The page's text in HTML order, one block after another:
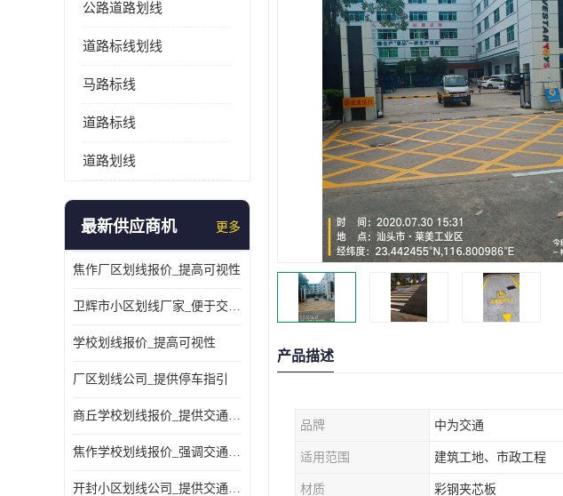
公路道路划线
道路标线划线
马路标线
道路标线
道路划线
最新供应商机 更多
焦作厂区划线报价_提高可视性
卫辉市小区划线厂家_便于交通管理
学校划线报价_提高可视性
厂区划线公司_提供停车指引
商丘学校划线报价_提供交通信息
焦作学校划线报价_强调交通规则
开封小区划线公司_提供交通信息
产品描述
品牌 中为交通
适用范围 建筑工地、市政工程
材质 彩钢夹芯板